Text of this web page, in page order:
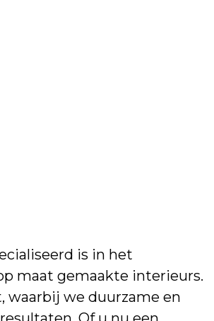
is in het
maat gemaakte interieurs.
waarbij we duurzame en